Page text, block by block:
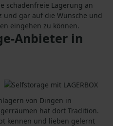
schadenfreie Lagerung an
und gar auf die Wünsche und
eingehen zu können.
Anbieter in
von Dingen in
hat dort Tradition.
kennen und lieben gelernt